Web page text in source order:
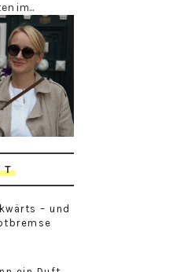
im...
– und